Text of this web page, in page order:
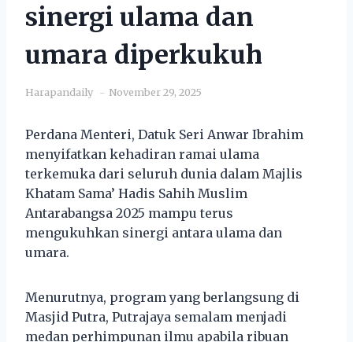
sinergi ulama dan
umara diperkukuh
Harapandaily November 29, 2025
Perdana Menteri, Datuk Seri Anwar Ibrahim
menyifatkan kehadiran ramai ulama
terkemuka dari seluruh dunia dalam Majlis
Khatam Sama’ Hadis Sahih Muslim
Antarabangsa 2025 mampu terus
mengukuhkan sinergi antara ulama dan
umara.
Menurutnya, program yang berlangsung di
Masjid Putra, Putrajaya semalam menjadi
medan perhimpunan ilmu apabila ribuan